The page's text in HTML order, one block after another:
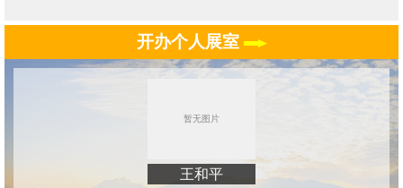
开办个人展室
王和平